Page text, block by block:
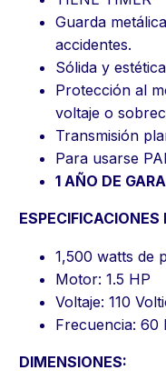
Guarda
accidentes.
Sólida y
Protección al
voltaje o
Transmisión
Para usarse
1 AÑO DE
1,500 watts de
Motor: 1.5 HP
Voltaje: 110
Frecuencia: 60
DIMENSIONES: